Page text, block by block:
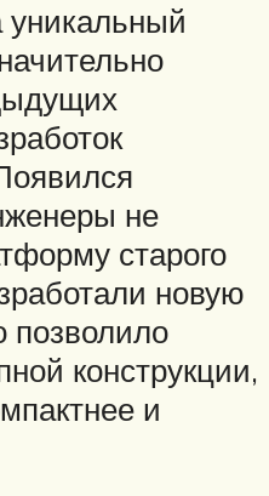
не
старого
новую
позволило
конструкции,
и